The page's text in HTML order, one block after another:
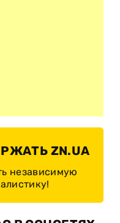
ZN.UA
независимую